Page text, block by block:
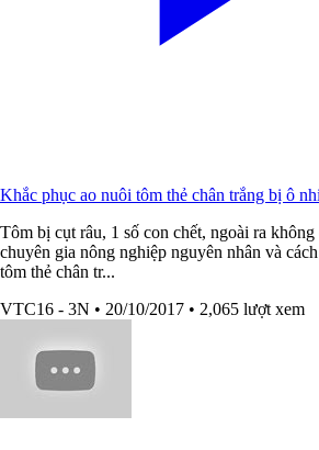
Khắc phục ao nuôi tôm thẻ chân trắng bị ô
Tôm bị cụt râu, 1 số con chết, ngoài ra
chuyên gia nông nghiệp nguyên nhân và
tôm thẻ chân tr...
VTC16 - 3N • 20/10/2017 • 2,065 lượt xem